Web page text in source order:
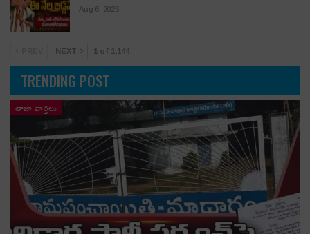
Aug 6, 2026
NEXT 1 of 1,144
TRENDING POST
తాజా వార్తలు